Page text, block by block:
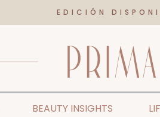
EDICIÓN
BEAUTY INSIGHTS